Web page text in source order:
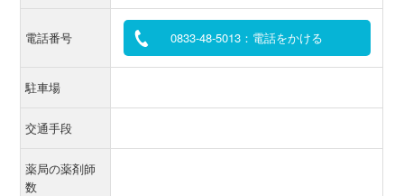
電話番号 0833-48-5013：電話をかける
駐車場
交通手段
薬局の薬剤師
数